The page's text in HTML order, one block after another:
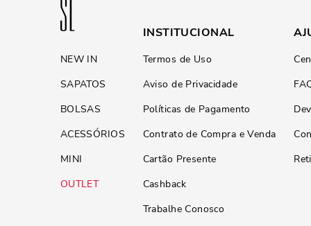
NEW IN
SAPATOS
BOLSAS
ACESSÓRIOS
MINI
OUTLET
INSTITUCIONAL
Termos de Uso
Aviso de Privacidade
Políticas de Pagamento
Contrato de Compra e Venda
Cartão Presente
Cashback
Trabalhe Conosco